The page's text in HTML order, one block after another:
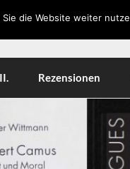
Rezensionen
die Website weiter